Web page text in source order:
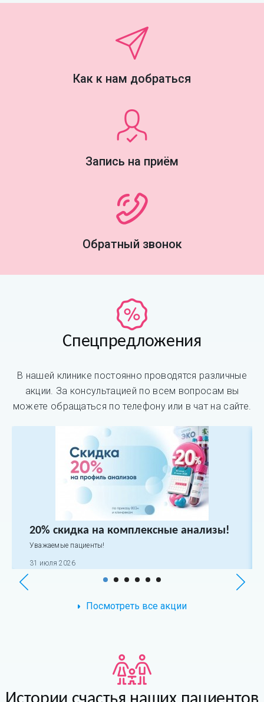
Как к нам добраться
Запись на приём
Обратный звонок
Спецпредложения
В нашей клинике постоянно проводятся различные
акции. За консультацией по всем вопросам вы
можете обращаться по телефону или в чат на сайте.
20% скидка на комплексные анализы!
Уважаемые пациенты!
31 июля 2026
Посмотреть все акции